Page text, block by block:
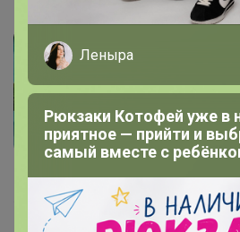
ЛЕТО 2022
Шикарная обувь из Грузии
Леныра
Рюкзаки Котофей уже в
приятное — прийти и
самый вместе с